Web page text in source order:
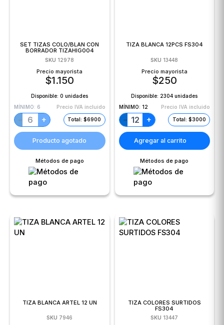
SET TIZAS COLO/BLAN CON
BORRADOR TIZAHIG004
SKU 12978
Precio mayorista
$1.150
Disponible:0 unidades
MÍNIMO: 6 Precio IVA incluido
− + Total: $6900
Producto agotado
Métodos de pago
TIZA BLANCA 12PCS FS304
SKU 13448
Precio mayorista
$250
Disponible: 2304 unidades
MÍNIMO: 12 Precio IVA incluido
− + Total: $3000
Agregar al carrito
Métodos de pago
TIZA BLANCA ARTEL 12 UN
SKU 7946
TIZA COLORES SURTIDOS
FS304
SKU 13447